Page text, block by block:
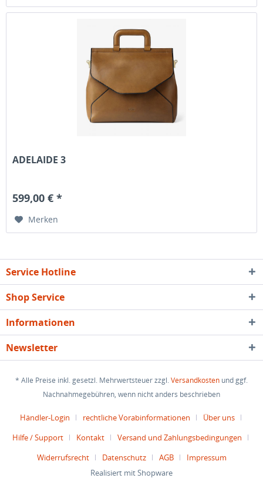
ADELAIDE 3
599,00 € *
Merken
Service Hotline
Shop Service
Informationen
Newsletter
* Alle Preise inkl. gesetzl. Mehrwertsteuer zzgl.Versandkosten und ggf.
Nachnahmegebühren, wenn nicht anders beschrieben
Händler-Login rechtliche Vorabinformationen
Über uns
Hilfe / Support
Kontakt
Versand und Zahlungsbedingungen
Widerrufsrecht
Datenschutz AGB
Impressum
Realisiert mit Shopware